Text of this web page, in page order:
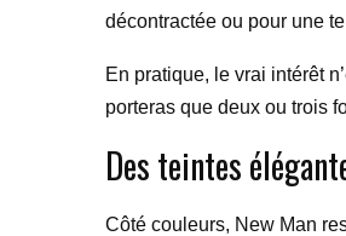
décontractée ou pour une
En pratique, le vrai intérêt
porteras que deux ou trois
Des teintes
Côté couleurs, New Man